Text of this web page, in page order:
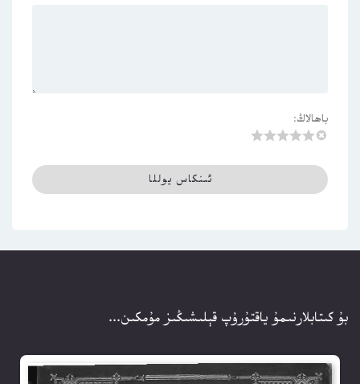
باھالاڭ:
بۇ كىتابلارنىمۇ ياقتۇرۇپ قېلىشىڭىز مۇمكىن...